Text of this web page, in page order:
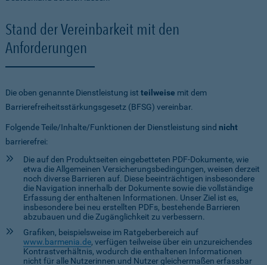
Stand der Vereinbarkeit mit den
Anforderungen
Die oben genannte Dienstleistung ist teilweise mit dem
Barrierefreiheitsstärkungsgesetz (BFSG) vereinbar.
Folgende Teile/Inhalte/Funktionen der Dienstleistung sind nicht
barrierefrei:
Die auf den Produktseiten eingebetteten PDF-Dokumente, wie
etwa die Allgemeinen Versicherungsbedingungen, weisen derzeit
noch diverse Barrieren auf. Diese beeinträchtigen insbesondere
die Navigation innerhalb der Dokumente sowie die vollständige
Erfassung der enthaltenen Informationen. Unser Ziel ist es,
insbesondere bei neu erstellten PDFs, bestehende Barrieren
abzubauen und die Zugänglichkeit zu verbessern.
Grafiken, beispielsweise im Ratgeberbereich auf
www.barmenia.de, verfügen teilweise über ein unzureichendes
Kontrastverhältnis, wodurch die enthaltenen Informationen
nicht für alle Nutzerinnen und Nutzer gleichermaßen erfassbar